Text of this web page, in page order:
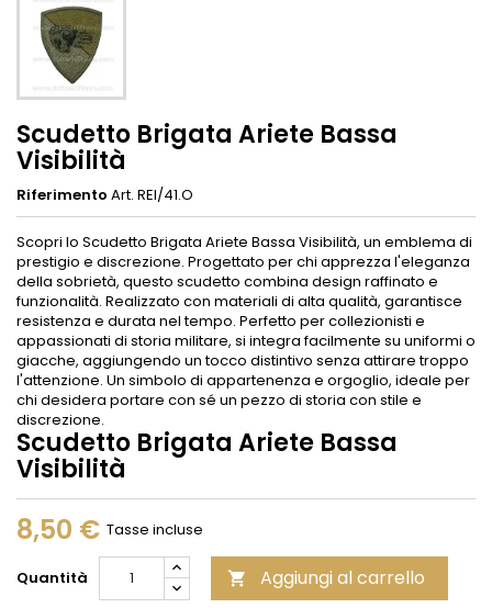
Scudetto Brigata Ariete Bassa
Visibilità
Riferimento Art. REI/41.O
Scopri lo Scudetto Brigata Ariete Bassa Visibilità, un emblema di
prestigio e discrezione. Progettato per chi apprezza l'eleganza
della sobrietà, questo scudetto combina design raffinato e
funzionalità. Realizzato con materiali di alta qualità, garantisce
resistenza e durata nel tempo. Perfetto per collezionisti e
appassionati di storia militare, si integra facilmente su uniformi o
giacche, aggiungendo un tocco distintivo senza attirare troppo
l'attenzione. Un simbolo di appartenenza e orgoglio, ideale per
chi desidera portare con sé un pezzo di storia con stile e
discrezione.
Scudetto Brigata Ariete Bassa
Visibilità
8,50 € Tasse incluse
Quantità  Aggiungi al carrello